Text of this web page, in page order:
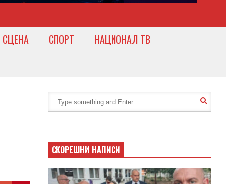
СЦЕНА СПОРТ
НАЦИОНАЛ ТВ
СКОРЕШНИ НАПИСИ